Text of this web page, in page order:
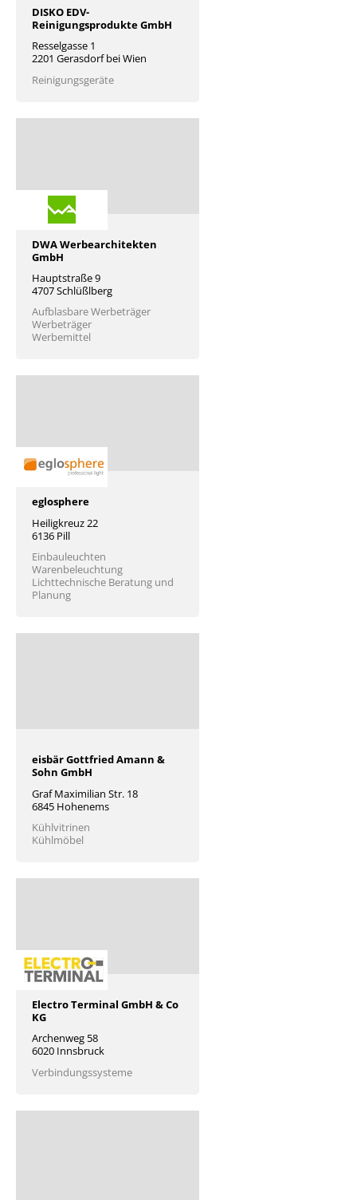
DISKO EDV-
Reinigungsprodukte GmbH
Resselgasse 1
2201 Gerasdorf bei Wien
Reinigungsgeräte
DWA Werbearchitekten
GmbH
Hauptstraße 9
4707 Schlüßlberg
Aufblasbare Werbeträger
Werbeträger
Werbemittel
eglosphere
Heiligkreuz 22
6136 Pill
Einbauleuchten
Warenbeleuchtung
Lichttechnische Beratung und
Planung
eisbär Gottfried Amann &
Sohn GmbH
Graf Maximilian Str. 18
6845 Hohenems
Kühlvitrinen
Kühlmöbel
Electro Terminal GmbH & Co
KG
Archenweg 58
6020 Innsbruck
Verbindungssysteme